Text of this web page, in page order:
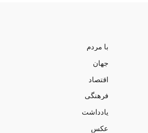
با مردم
جهان
اقتصاد
فرهنگی
یادداشت
عکس